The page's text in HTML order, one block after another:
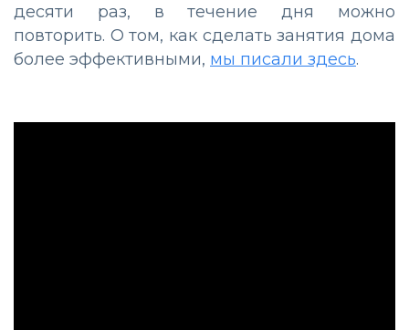
десяти раз, в течение дня можно
повторить. О том, как сделать занятия дома
более эффективными, мы писали здесь.